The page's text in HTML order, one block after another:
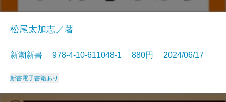
松尾太加志／著
新潮新書 978-4-10-611048-1 880円 2024/06/17
新書電子書籍あり